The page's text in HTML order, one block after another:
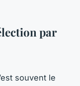
par
souvent le